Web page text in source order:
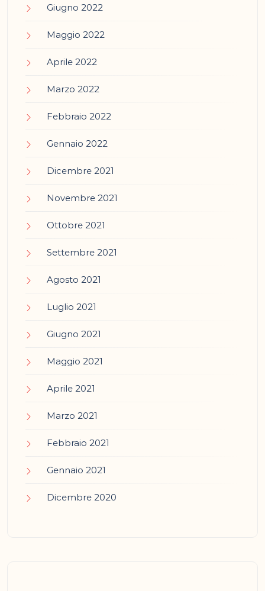
Giugno 2022
Maggio 2022
Aprile 2022
Marzo 2022
Febbraio 2022
Gennaio 2022
Dicembre 2021
Novembre 2021
Ottobre 2021
Settembre 2021
Agosto 2021
Luglio 2021
Giugno 2021
Maggio 2021
Aprile 2021
Marzo 2021
Febbraio 2021
Gennaio 2021
Dicembre 2020